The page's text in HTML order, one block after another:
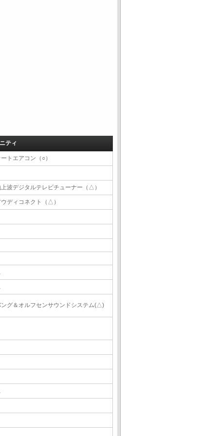
ティ
トエアコン（○）
波デジタルテレビチューナー（△）
ディコネクト（△）
ング＆オルフセンサウンドシステム(△)